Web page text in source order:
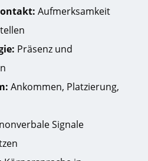
Aufmerksamkeit
Präsenz und
Ankommen, Platzierung,
nonverbale Signale